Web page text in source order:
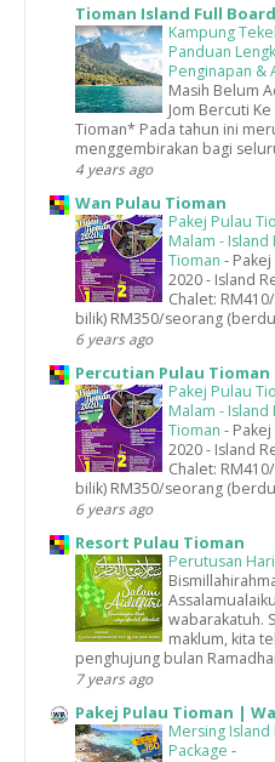
Tioman Island Full
Kampung
Panduan
Penginapan &
Masih Belum
Jom Bercuti
Tioman* Pada tahun ini
menggembirakan bagi
4 years ago
Wan Pulau Tioman
Pakej Pulau
Malam -
Tioman -
2020 - Island
Chalet:
bilik) RM350/seorang
6 years ago
Percutian Pulau Tioman
Pakej Pulau
Malam -
Tioman -
2020 - Island
Chalet:
bilik) RM350/seorang
6 years ago
Resort Pulau Tioman
Perutusan
wabarakatuh.
maklum, kita
penghujung bulan
7 years ago
Pakej Pulau Tioman |
Mersing
Package -